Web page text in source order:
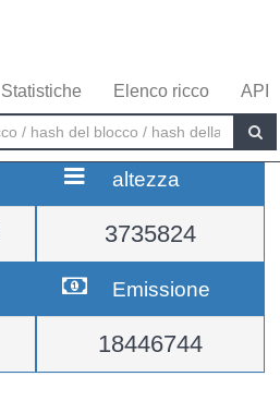
Statistiche Elenco ricco API
altezza
3735824
Emissione
18446744